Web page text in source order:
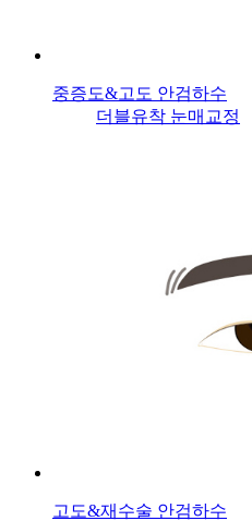
중증도&고도 안검하수
더블유착 눈매교정
고도&재수술 안검하수